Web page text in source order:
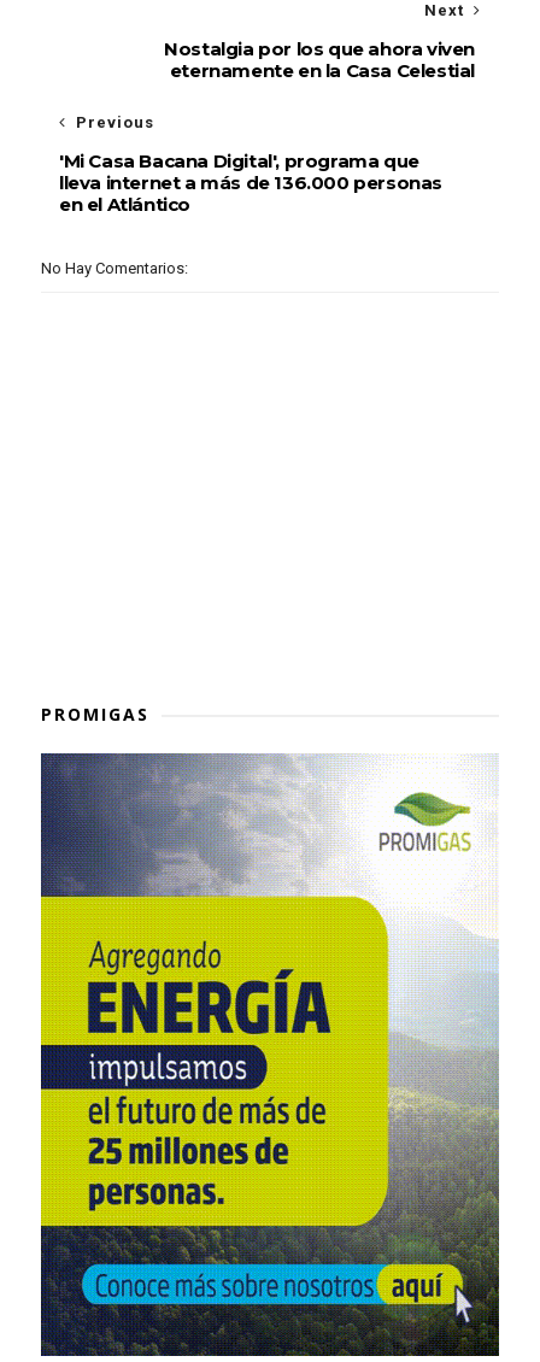
Next
Nostalgia por los que ahora viven
eternamente en la Casa Celestial
Previous
'Mi Casa Bacana Digital', programa que
lleva internet a más de 136.000 personas
en el Atlántico
No Hay Comentarios:
PROMIGAS